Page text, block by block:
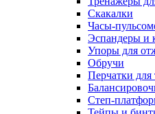
Скакалки
Часы-
Эспандеры и
Упоры для
Обручи
Перчатки для
Степ-